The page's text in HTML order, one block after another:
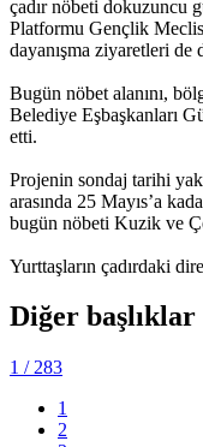
çadır nöbeti dokuzuncu
Platformu Gençlik
dayanışma ziyaretleri de
Bugün nöbet alanını,
Belediye Eşbaşkanları
etti.
Projenin sondaj tarihi
arasında 25 Mayıs’a
bugün nöbeti Kuzik ve
Yurttaşların çadırdaki
Diğer başlıklar
1 / 283
1
2